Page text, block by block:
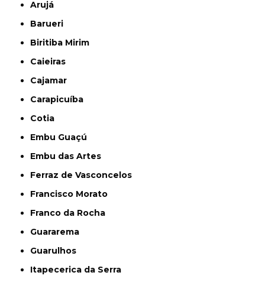
Arujá
Barueri
Biritiba Mirim
Caieiras
Cajamar
Carapicuíba
Cotia
Embu Guaçú
Embu das Artes
Ferraz de Vasconcelos
Francisco Morato
Franco da Rocha
Guararema
Guarulhos
Itapecerica da Serra